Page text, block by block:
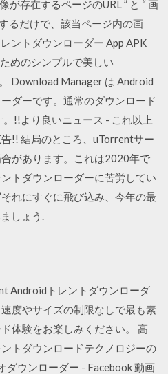
が存在するページのURL ” と “ 画
るだけで、該当ページ内の画
ントダウンローダー App APK
めのシンプルで美しい
Download Manager は Android
ダーです。通常のダウンロード
!!より良いニュース - これ以上
!! 結局のところ、uTorrentサー
があります。これは2020年で
トダウンローダーに苦労してい
れにすぐに飛び込み、今年の最
しょう.
Androidトレントダウンローダ
度やサイズの制限なしで最も素
体験をお楽しみください。 高
トダウンロードテクノロジーの
ダウンローダー - Facebook 動画